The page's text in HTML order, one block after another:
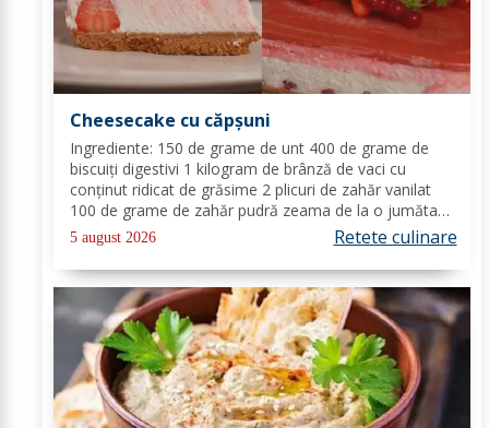
Cheesecake cu căpșuni
Ingrediente: 150 de grame de unt 400 de grame de
biscuiți digestivi 1 kilogram de brânză de vaci cu
conținut ridicat de grăsime 2 plicuri de zahăr vanilat
100 de grame de zahăr pudră zeama de la o jumătate
de lămâie 600 de mililitri de smântână pentru frișcă 4
foi de gelatină hidratate în apă rece...
5 august 2026 Retete culinare